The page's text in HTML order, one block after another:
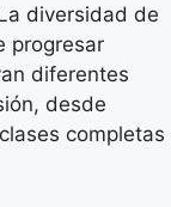
diversidad de
progresar
diferentes
desde
completas